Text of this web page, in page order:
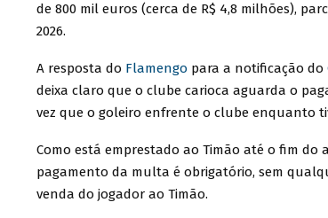
de 800 mil euros (cerca de R$ 4,8 milhões),
2026.
A resposta do Flamengo para a notificação do
deixa claro que o clube carioca aguarda o
vez que o goleiro enfrente o clube enquanto
Como está emprestado ao Timão até o fim do
pagamento da multa é obrigatório, sem
venda do jogador ao Timão.